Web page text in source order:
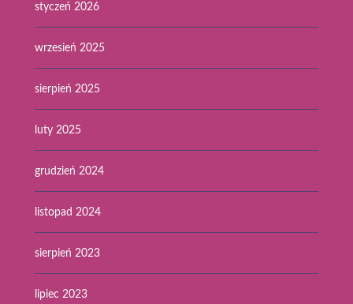
styczeń 2026
wrzesień 2025
sierpień 2025
luty 2025
grudzień 2024
listopad 2024
sierpień 2023
lipiec 2023